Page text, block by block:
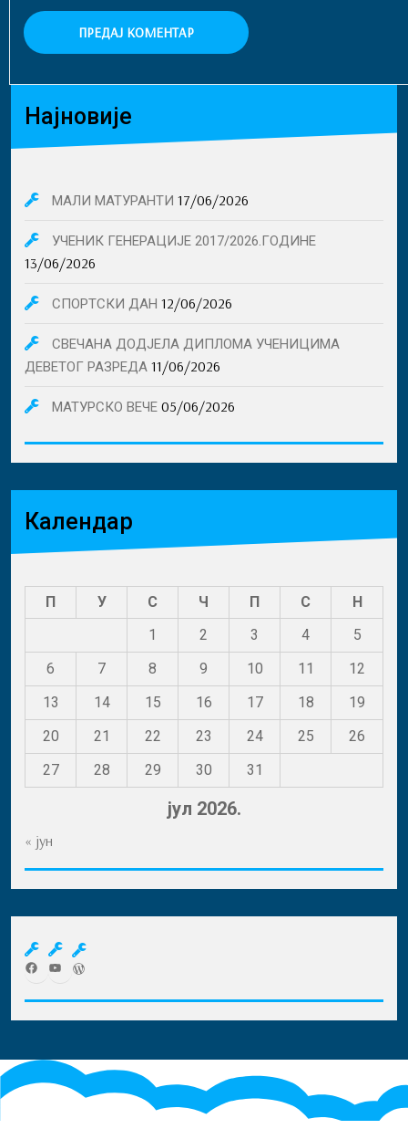
Најновије
МАЛИ МАТУРАНТИ 17/06/2026
УЧЕНИК ГЕНЕРАЦИЈЕ 2017/2026.ГОДИНЕ
13/06/2026
СПОРТСКИ ДАН 12/06/2026
СВЕЧАНА ДОДЈЕЛА ДИПЛОМА УЧЕНИЦИМА
ДЕВЕТОГ РАЗРЕДА 11/06/2026
МАТУРСКО ВЕЧЕ 05/06/2026
Календар
јул 2026.
П У С Ч П С
Н
1
2 3 4
5
6
7 8 9 10 11
12
13
14 15 16 17 18
19
20
21 22 23 24 25
26
27
28 29 30 31
« јун
Facebook
YouTubeWordPress